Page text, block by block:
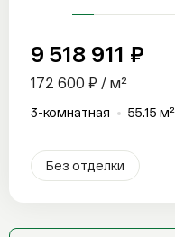
9 518 911 ₽
172 600 ₽ / м²
3-комнатная 55.15 м²
Без отделки